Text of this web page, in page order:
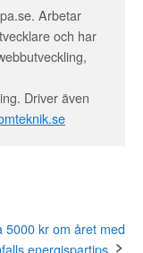
Arbetar
och har
Driver även
5000 kr om året med